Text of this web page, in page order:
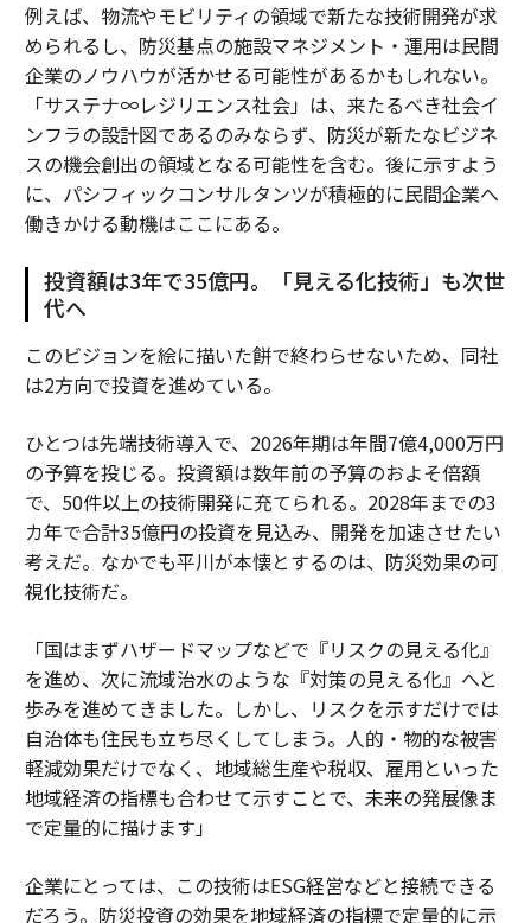
例えば、物流やモビリティの領域で新たな技術開発が求
められるし、防災基点の施設マネジメント・運用は民間
企業のノウハウが活かせる可能性があるかもしれない。
「サステナ∞レジリエンス社会」は、来たるべき社会イ
ンフラの設計図であるのみならず、防災が新たなビジネ
スの機会創出の領域となる可能性を含む。後に示すよう
に、パシフィックコンサルタンツが積極的に民間企業へ
働きかける動機はここにある。
投資額は3年で35億円。「見える化技術」も次世
代へ
このビジョンを絵に描いた餅で終わらせないため、同社
は2方向で投資を進めている。
ひとつは先端技術導入で、2026年期は年間7億4,000万円
の予算を投じる。投資額は数年前の予算のおよそ倍額
で、50件以上の技術開発に充てられる。2028年までの3
カ年で合計35億円の投資を見込み、開発を加速させたい
考えだ。なかでも平川が本懐とするのは、防災効果の可
視化技術だ。
「国はまずハザードマップなどで『リスクの見える化』
を進め、次に流域治水のような『対策の見える化』へと
歩みを進めてきました。しかし、リスクを示すだけでは
自治体も住民も立ち尽くしてしまう。人的・物的な被害
軽減効果だけでなく、地域総生産や税収、雇用といった
地域経済の指標も合わせて示すことで、未来の発展像ま
で定量的に描けます」
企業にとっては、この技術はESG経営などと接続できる
だろう。防災投資の効果を地域経済の指標で定量的に示